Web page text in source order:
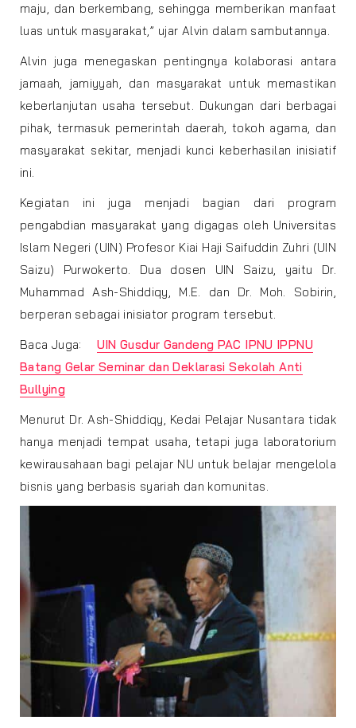
maju, dan berkembang, sehingga memberikan manfaat
luas untuk masyarakat,” ujar Alvin dalam sambutannya.
Alvin juga menegaskan pentingnya kolaborasi antara
jamaah, jamiyyah, dan masyarakat untuk memastikan
keberlanjutan usaha tersebut. Dukungan dari berbagai
pihak, termasuk pemerintah daerah, tokoh agama, dan
masyarakat sekitar, menjadi kunci keberhasilan inisiatif
ini.
Kegiatan ini juga menjadi bagian dari program
pengabdian masyarakat yang digagas oleh Universitas
Islam Negeri (UIN) Profesor Kiai Haji Saifuddin Zuhri (UIN
Saizu) Purwokerto. Dua dosen UIN Saizu, yaitu Dr.
Muhammad Ash-Shiddiqy, M.E. dan Dr. Moh. Sobirin,
berperan sebagai inisiator program tersebut.
Baca Juga:
UIN Gusdur Gandeng PAC IPNU IPPNU
Batang Gelar Seminar dan Deklarasi Sekolah Anti
Bullying
Menurut Dr. Ash-Shiddiqy, Kedai Pelajar Nusantara tidak
hanya menjadi tempat usaha, tetapi juga laboratorium
kewirausahaan bagi pelajar NU untuk belajar mengelola
bisnis yang berbasis syariah dan komunitas.